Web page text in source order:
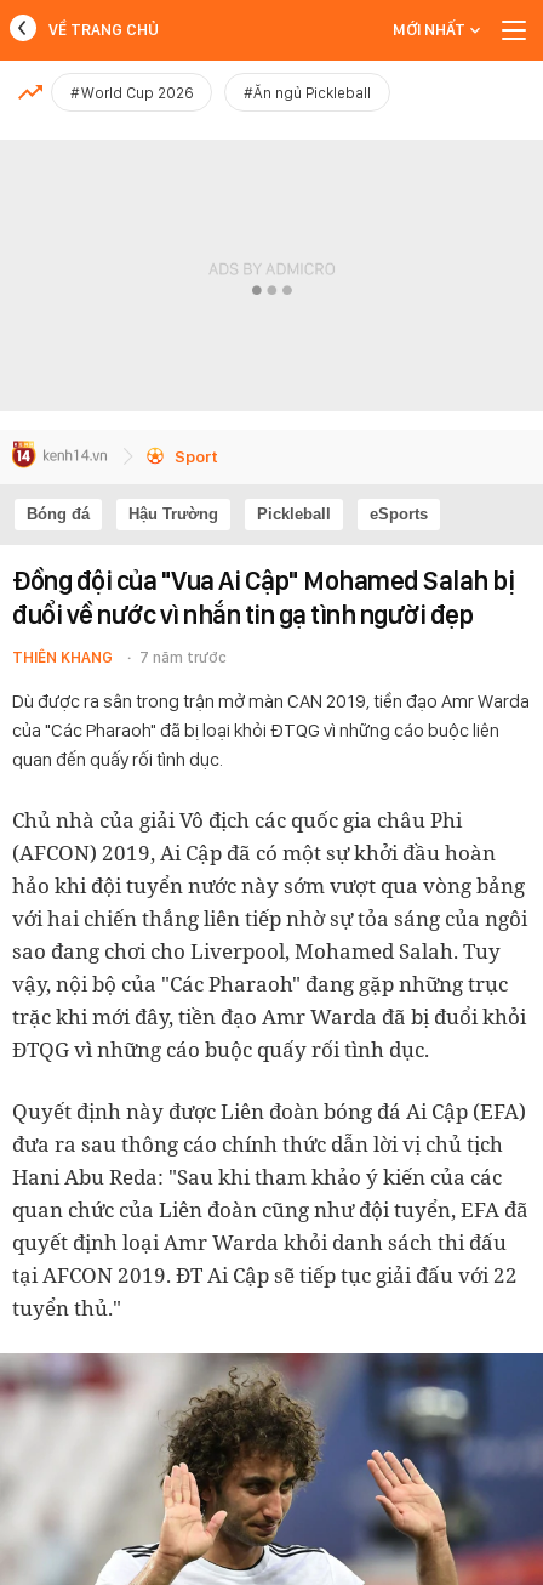
MỚI NHẤT
VỀ TRANG CHỦ MỚI NHẤT
#World Cup 2026 #Ăn ngủ Pickleball
Sport
Bóng đá Hậu Trường Pickleball eSports
Đồng đội của "Vua Ai Cập" Mohamed Salah bị
đuổi về nước vì nhắn tin gạ tình người đẹp
THIÊN KHANG 7 năm trước
Dù được ra sân trong trận mở màn CAN 2019, tiền đạo Amr Warda
của "Các Pharaoh" đã bị loại khỏi ĐTQG vì những cáo buộc liên
quan đến quấy rối tình dục.
Chủ nhà của giải Vô địch các quốc gia châu Phi
(AFCON) 2019, Ai Cập đã có một sự khởi đầu hoàn
hảo khi đội tuyển nước này sớm vượt qua vòng bảng
với hai chiến thắng liên tiếp nhờ sự tỏa sáng của ngôi
sao đang chơi cho Liverpool, Mohamed Salah. Tuy
vậy, nội bộ của "Các Pharaoh" đang gặp những trục
trặc khi mới đây, tiền đạo Amr Warda đã bị đuổi khỏi
ĐTQG vì những cáo buộc quấy rối tình dục.
Quyết định này được Liên đoàn bóng đá Ai Cập (EFA)
đưa ra sau thông cáo chính thức dẫn lời vị chủ tịch
Hani Abu Reda: "Sau khi tham khảo ý kiến của các
quan chức của Liên đoàn cũng như đội tuyển, EFA đã
quyết định loại Amr Warda khỏi danh sách thi đấu
tại AFCON 2019. ĐT Ai Cập sẽ tiếp tục giải đấu với 22
tuyển thủ."